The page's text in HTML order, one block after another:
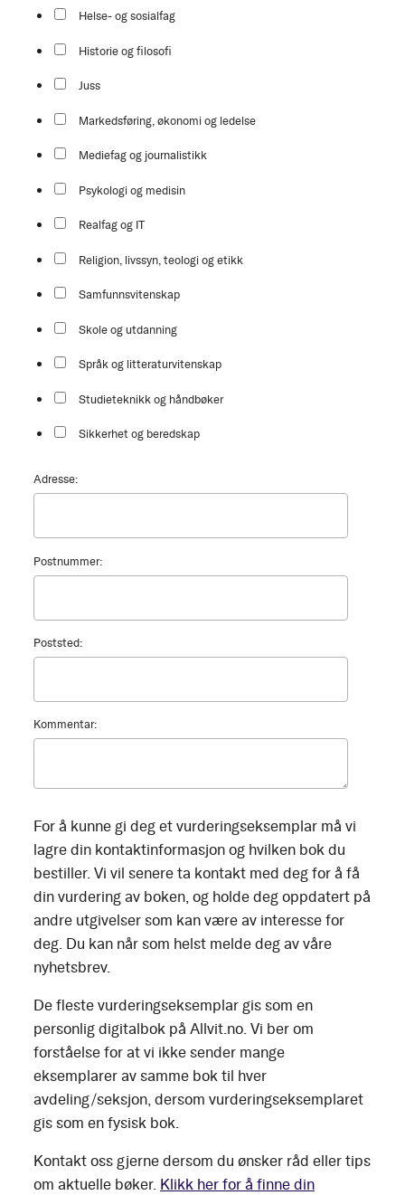
Helse- og sosialfag
Historie og filosofi
Juss
Markedsføring, økonomi og ledelse
Mediefag og journalistikk
Psykologi og medisin
Realfag og IT
Religion, livssyn, teologi og etikk
Samfunnsvitenskap
Skole og utdanning
Språk og litteraturvitenskap
Studieteknikk og håndbøker
Sikkerhet og beredskap
Adresse:
Postnummer:
Poststed:
Kommentar:
For å kunne gi deg et vurderingseksemplar må vi
lagre din kontaktinformasjon og hvilken bok du
bestiller. Vi vil senere ta kontakt med deg for å få
din vurdering av boken, og holde deg oppdatert på
andre utgivelser som kan være av interesse for
deg. Du kan når som helst melde deg av våre
nyhetsbrev.
De fleste vurderingseksemplar gis som en
personlig digitalbok på Allvit.no. Vi ber om
forståelse for at vi ikke sender mange
eksemplarer av samme bok til hver
avdeling/seksjon, dersom vurderingseksemplaret
gis som en fysisk bok.
Kontakt oss gjerne dersom du ønsker råd eller tips
om aktuelle bøker. Klikk her for å finne din